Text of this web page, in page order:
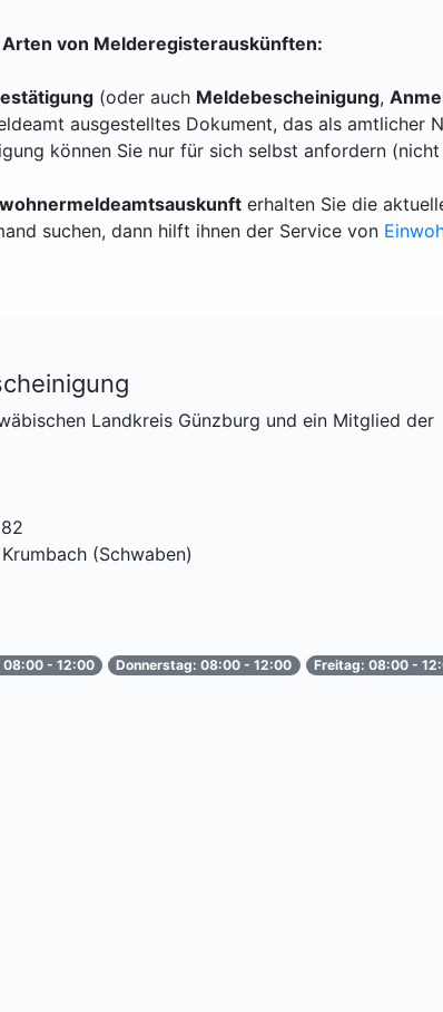
Arten von Melderegisterauskünften:
(oder auch Meldebescheinigung,
ausgestelltes Dokument, das als amtlicher
können Sie nur für sich selbst anfordern
erhalten Sie die
suchen, dann hilft ihnen der Service von
Landkreis Günzburg und ein Mitglied der
(Schwaben)
- 12:00 Donnerstag: 08:00 - 12:00
Freitag: 08:00 -